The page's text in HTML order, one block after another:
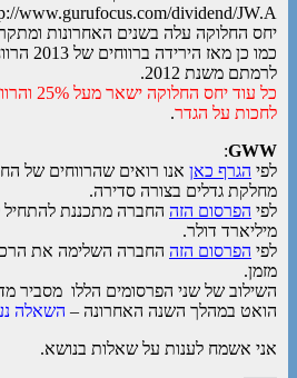
www.gurufocus.com/dividend/JW.A
יחס החלוקה עלה בשנים האחרונות ומתקרב
כמו כן
לרמתם משנת 2012.
כל עוד
לחכות על הגדר.
GWW
:
לפי הגרף כאן אנו רואים שהרווחים של
מחלקת גדלים בצורה סדירה.
לפי הפרסום הזה
מיליארד דולר.
לפי הפרסום הזה החברה השלימה את
מזמן.
השילוב של שני הפרסומים הללו מסביר
הואט במהלך השנה האחרונה – השאלה
אני אשמח לענות על שאלות בנושא.